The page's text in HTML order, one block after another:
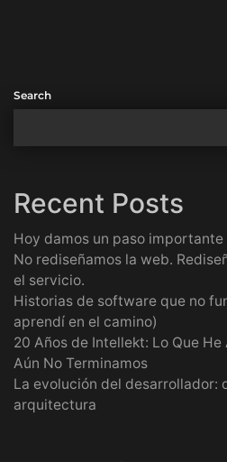
Search
Recent Posts
Hoy damos un paso importante
No rediseñamos la web.
el servicio.
Historias de software que no
aprendí en el camino)
20 Años de Intellekt: Lo Que
Aún No Terminamos
La evolución del desarrollador:
arquitectura